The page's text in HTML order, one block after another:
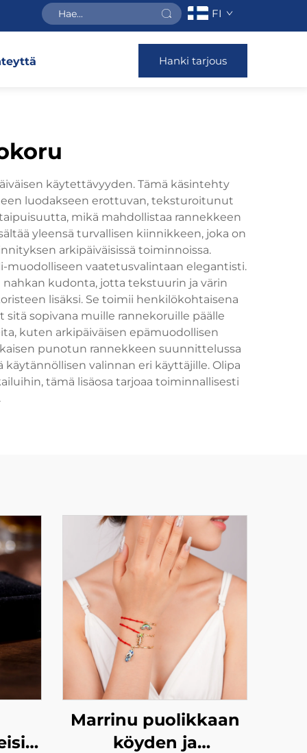
FI
Hanki tarjous
käytettävyyden. Tämä käsintehty
luodakseen erottuvan, teksturoitunut
mikä mahdollistaa rannekkeen
yleensä turvallisen kiinnikkeen, joka on
arkipäiväisissä toiminnoissa.
muodolliseen vaatetusvalintaan elegantisti.
kudonta, jotta tekstuurin ja värin
lisäksi. Se toimii henkilökohtaisena
sopivana muille rannekoruille päälle
kuten arkipäiväisen epämuodollisen
punotun rannekkeen suunnittelussa
valinnan eri käyttäjille. Olipa
tämä lisäosa tarjoaa toiminnallisesti
Marrinu puolikkaan
köyden ja